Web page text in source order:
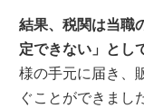
結果、税関は当職
定できない」とし
様の手元に届き、
ぐことができまし